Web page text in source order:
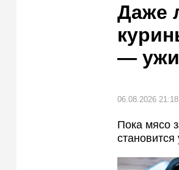
Даже
—
06.08.2026 21:18
Пока мясо